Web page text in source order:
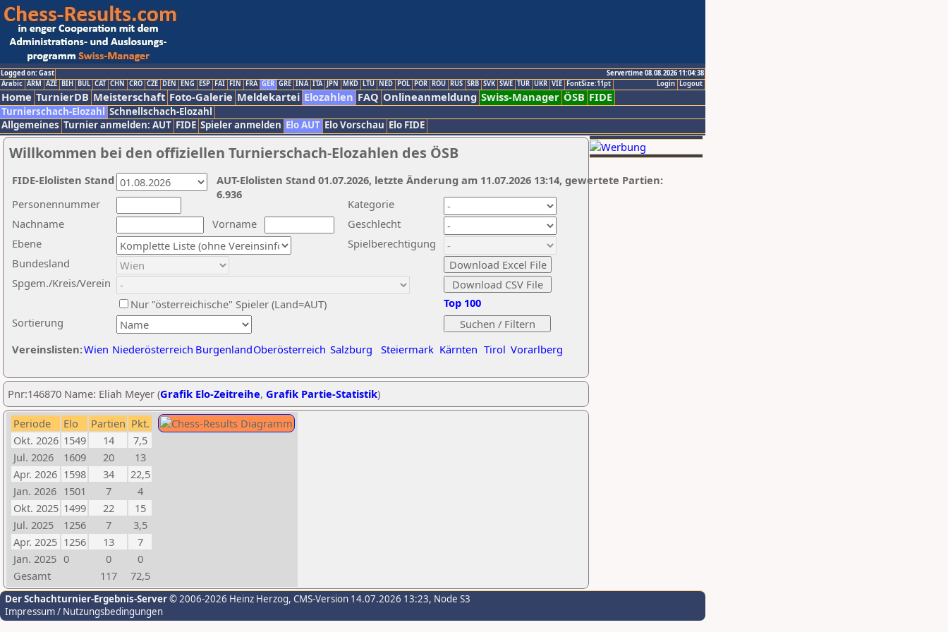
Logged on: Gast
Servertime 08.08.2026 11:04:38
Logout
Login
Arabic ARM AZE BIH BUL CAT CHN CRO CZE DEN ENG ESP FAI FIN FRA GER GRE INA ITA JPN MKD LTU NED POL POR ROU RUS SRB SVK SWE TUR UKR VIE FontSize:11pt
Home TurnierDB Meisterschaft Foto-Galerie Meldekartei Elozahlen FAQ Onlineanmeldung Swiss-Manager ÖSB FIDE
Turnierschach-Elozahl Schnellschach-Elozahl
Allgemeines Turnier anmelden: AUT FIDE Spieler anmelden Elo AUT Elo Vorschau Elo FIDE
Willkommen bei den offiziellen Turnierschach-Elozahlen des ÖSB
Nachname
Vorname
Ebene
Kategorie
Sortierung
Personennummer
Bundesland
Spgem./Kreis/Verein
Geschlecht
Nur "österreichische" Spieler (Land=AUT)
Spielberechtigung
Vereinslisten:Wien Niederösterreich BurgenlandOberösterreich Salzburg Steiermark Kärnten Tirol Vorarlberg
Top 100
AUT-Elolisten Stand 01.07.2026, letzte Änderung am 11.07.2026 13:14, gewertete Partien:
6.936
FIDE-Elolisten Stand
Pnr:146870 Name: Eliah Meyer (Grafik Elo-Zeitreihe, Grafik Partie-Statistik)
Periode Elo Partien Pkt.
Okt. 2026 1549 14
7,5
Jul. 2026
1609 20
13
Apr. 2026 1598 34
22,5
Jan. 2026 1501 7
4
Okt. 2025 1499 22
15
Jul. 2025
1256 7
3,5
Apr. 2025 1256 13
7
Jan. 2025 0 0
0
Gesamt
117 72,5
Der Schachturnier-Ergebnis-Server© 2006-2026 Heinz Herzog, CMS-Version 14.07.2026 13:23, Node S3
Impressum / Nutzungsbedingungen